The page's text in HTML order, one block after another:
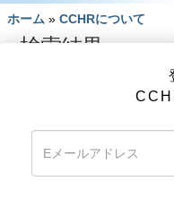
ホーム » CCHRについて
検索結果
精神保健の分